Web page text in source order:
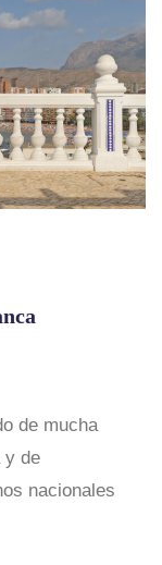
de mucha
y de
nacionales